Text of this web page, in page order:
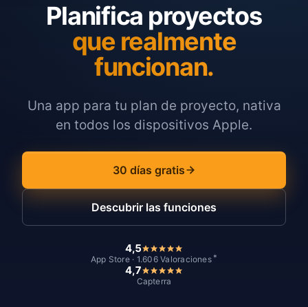
Planifica proyectos
que realmente
funcionan.
Una app para tu plan de proyecto, nativa
en todos los dispositivos Apple.
30 días gratis
Descubrir las funciones
4,5
App Store · 1.606 Valoraciones *
4,7
Capterra